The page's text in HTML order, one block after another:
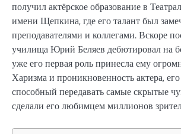
получил актёрское образование в
имени Щепкина, где его талант был
преподавателями и коллегами. Вскоре
училища Юрий Беляев дебютировал на
уже его первая роль принесла ему
Харизма и проникновенность актера, его
способный передавать самые скрытые
сделали его любимцем миллионов